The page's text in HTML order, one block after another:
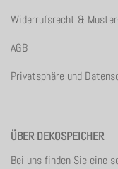
Widerrufsrecht &
AGB
Privatsphäre und
ÜBER DEKOSPEICHER
Bei uns finden Sie eine